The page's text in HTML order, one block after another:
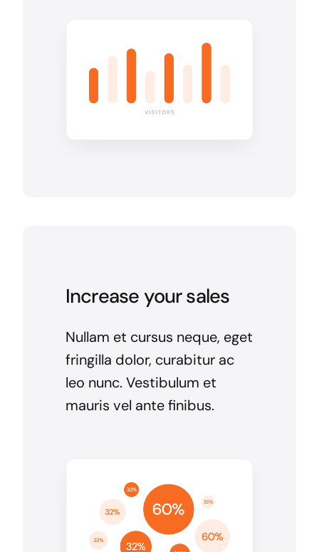
Increase your sales
Nullam et cursus neque, eget
fringilla dolor, curabitur ac
leo nunc. Vestibulum et
mauris vel ante finibus.